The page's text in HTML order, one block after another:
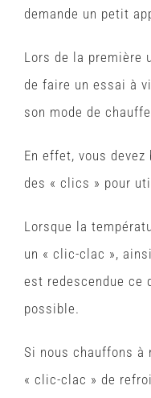
demande un petit
Lors de la première
de faire un essai à
son mode de
En effet, vous
des « clics » pour
Lorsque la
un « clic-clac »,
est redescendue ce
possible.
Si nous chauffons à
« clic-clac » de